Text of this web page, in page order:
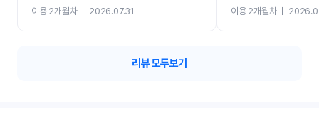
이용 2개월차ㅣ 2026.07.31
카 렌트 고민없이 강추합
이용 2개월차ㅣ
리뷰 모두보기